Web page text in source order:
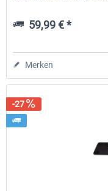
59,99 € *
Merken
-27